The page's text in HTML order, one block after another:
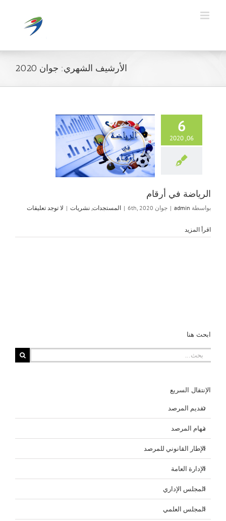
الأرشيف الشهري: جوان 2020
6
06, 2020
الرياضة في أرقام
بواسطة admin
| جوان 6th, 2020 | المستجدات, نشريات | لا توجد تعليقات
‫اقرأ المزيد
ابحث هنا
البحث
عن:
الإنتقال السريع
تقديم المرصد
مهام المرصد
الإطار القانوني للمرصد
الإدارة العامة
المجلس الإداري
المجلس العلمي